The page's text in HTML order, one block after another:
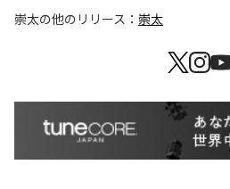
崇太の他のリリース： 崇太